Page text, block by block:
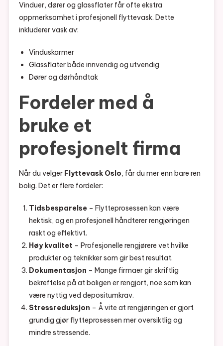
Vinduer, dører og glassflater får ofte ekstra
oppmerksomhet i profesjonell flyttevask. Dette
inkluderer vask av:
Vinduskarmer
Glassflater både innvendig og utvendig
Dører og dørhåndtak
Fordeler med å
bruke et
profesjonelt firma
Når du velger Flyttevask Oslo, får du mer enn bare ren
bolig. Det er flere fordeler:
Tidsbesparelse– Flytteprosessen kan være
hektisk, og en profesjonell håndterer rengjøringen
raskt og effektivt.
Høy kvalitet – Profesjonelle rengjørere vet hvilke
produkter og teknikker som gir best resultat.
Dokumentasjon – Mange firmaer gir skriftlig
bekreftelse på at boligen er rengjort, noe som kan
være nyttig ved depositumkrav.
Stressreduksjon – Å vite at rengjøringen er gjort
grundig gjør flytteprosessen mer oversiktlig og
mindre stressende.